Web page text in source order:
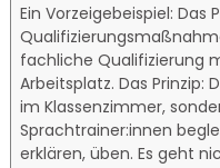
Ein Vorzeigebeispiel: Das
fachliche Qualifizierung
Arbeitsplatz. Das
im Klassenzimmer,
Sprachtrainer:innen
erklären, üben. Es geht